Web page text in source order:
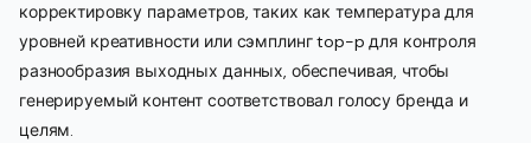
корректировку параметров, таких как температура для
уровней креативности или сэмплинг top-p для контроля
разнообразия выходных данных, обеспечивая, чтобы
генерируемый контент соответствовал голосу бренда и
целям.